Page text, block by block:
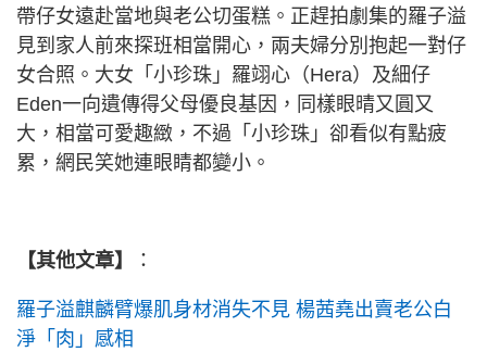
帶仔女遠赴當地與老公切蛋糕。正趕拍劇集的羅子溢
見到家人前來探班相當開心，兩夫婦分別抱起一對仔
女合照。大女「小珍珠」羅翊心（Hera）及細仔
Eden一向遺傳得父母優良基因，同樣眼晴又圓又
大，相當可愛趣緻，不過「小珍珠」卻看似有點疲
累，網民笑她連眼睛都變小。
【其他文章】 ：
羅子溢麒麟臂爆肌身材消失不見 楊茜堯出賣老公白
淨「肉」感相